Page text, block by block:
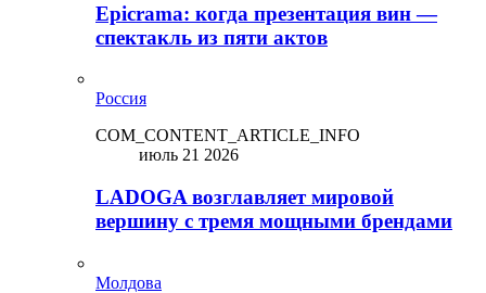
Epicrama: когда презентация вин —
спектакль из пяти актов
Россия
COM_CONTENT_ARTICLE_INFO
июль 21 2026
LADOGA возглавляет мировой
вершину с тремя мощными брендами
Молдова